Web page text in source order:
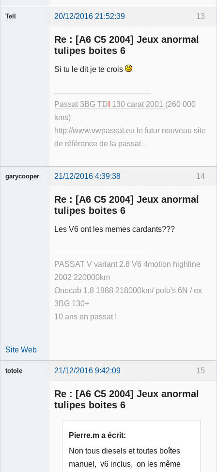
13
Tell 20/12/2016 21:52:39
Re : [A6 C5 2004] Jeux anormal
tulipes boites 6
Si tu le dit je te crois
Passat 3BG TD 130 carat 2001 (260 000
kms)
http://www.vwpassat.eu le futur nouveau site
de référence de la passat .
14
garycooper 21/12/2016 4:39:38
Re : [A6 C5 2004] Jeux anormal
tulipes boites 6
Les V6 ont les memes cardants???
PASSAT V variant 2.8 V6 4motion highline
2002 220000km
Onecab 1.8 1988 218000km/ polo's 6N / ex
3BG 130+
10 ans en passat !
Site Web
15
totole 21/12/2016 9:42:09
Re : [A6 C5 2004] Jeux anormal
tulipes boites 6
Pierre.m a écrit:
Non tous diesels et toutes boîtes
manuel, v6 inclus, on les même